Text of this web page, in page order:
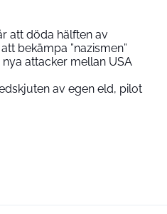
att döda hälften av
bekämpa ”nazismen”
attacker mellan USA
av egen eld, pilot